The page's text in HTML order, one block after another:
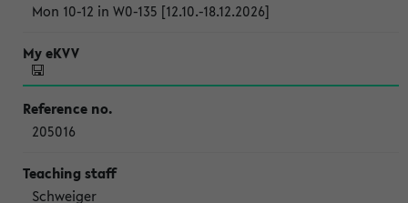
Mon 10-12 in W0-135 [12.10.-18.12.2026]
205016
Schweiger